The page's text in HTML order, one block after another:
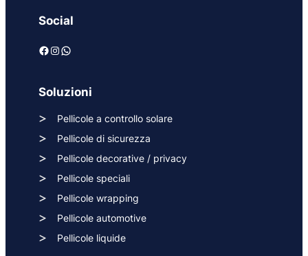
Social
Facebook Instagram WhatsApp
Soluzioni
Pellicole a controllo solare
Pellicole di sicurezza
Pellicole decorative / privacy
Pellicole speciali
Pellicole wrapping
Pellicole automotive
Pellicole liquide